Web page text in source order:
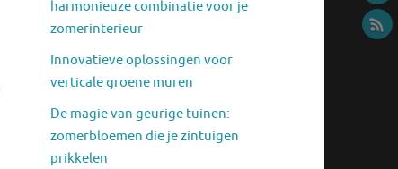
harmonieuze combinatie voor je
zomerinterieur
Innovatieve oplossingen voor
verticale groene muren
De magie van geurige tuinen:
zomerbloemen die je zintuigen
prikkelen